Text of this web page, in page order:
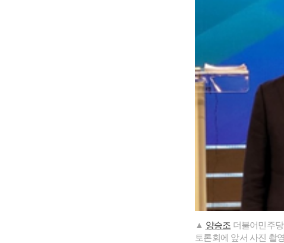
▲ 양승조 더불어민주
토론회에 앞서 사진 촬